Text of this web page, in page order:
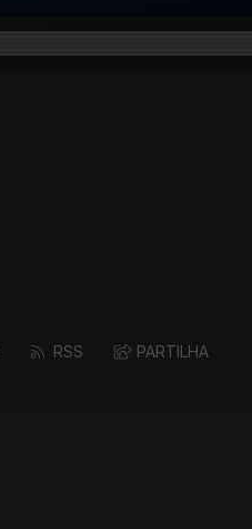
RSS PARTILHA